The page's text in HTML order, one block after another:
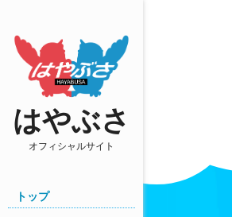
はやぶさ
オフィシャルサイト
トップ